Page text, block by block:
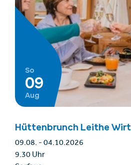
So
09
Aug
Hüttenbrunch Leithe Wirt
09.08. - 04.10.2026
9.30 Uhr